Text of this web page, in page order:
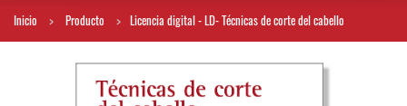
Inicio Producto Licencia digital - LD- Técnicas de corte del cabello